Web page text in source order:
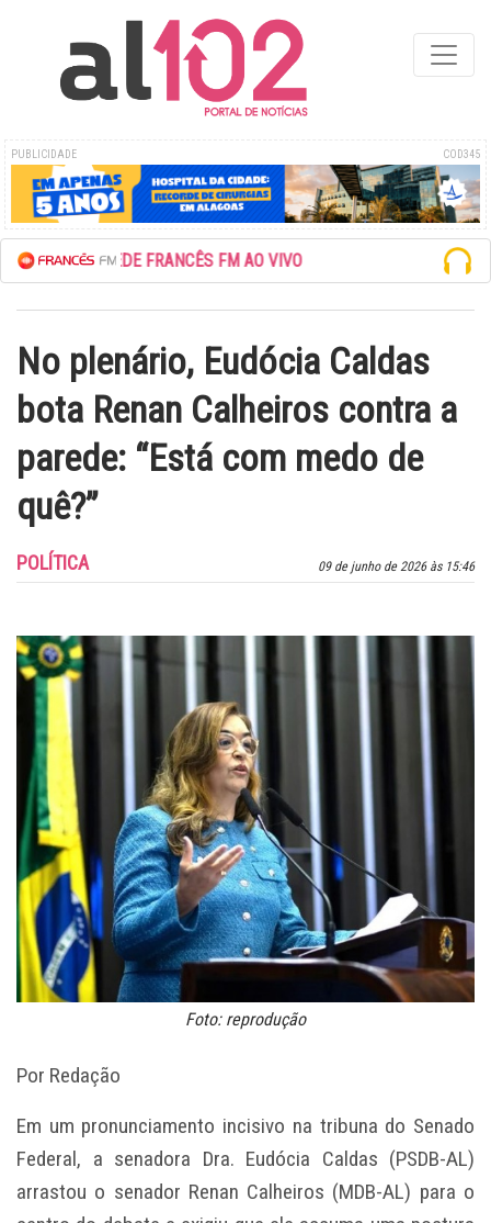
PUBLICIDADE COD345
A REDE FRANCÊS FM AO VIVO
No plenário, Eudócia Caldas
bota Renan Calheiros contra a
parede: “Está com medo de
quê?”
09 de junho de 2026 às 15:46
POLÍTICA
Foto: reprodução
Por Redação
Em um pronunciamento incisivo na tribuna do Senado
Federal, a senadora Dra. Eudócia Caldas (PSDB-AL)
arrastou o senador Renan Calheiros (MDB-AL) para o